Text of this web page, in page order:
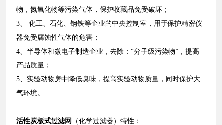
物，氮氧化物等污染气体，保护收藏品免受破坏；
3、 化工、石化、钢铁等企业的中央控制室，用于保护精密仪
器免受腐蚀性气体的危害；
4、半导体和微电子制造企业，去除：“分子级污染物”，提高
产品质量；
5、实验动物房中降低臭味，提高实验动物质量，同时保护大
气环境。
活性炭板式过滤网
（化学过滤器）特性：